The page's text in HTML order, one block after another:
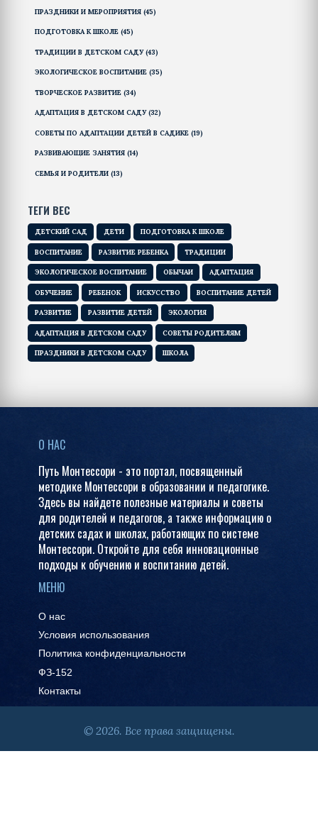
ПРАЗДНИКИ И МЕРОПРИЯТИЯ (45)
ПОДГОТОВКА К ШКОЛЕ (45)
ТРАДИЦИИ В ДЕТСКОМ САДУ(43)
ЭКОЛОГИЧЕСКОЕ ВОСПИТАНИЕ (35)
ТВОРЧЕСКОЕ РАЗВИТИЕ (34)
АДАПТАЦИЯ В ДЕТСКОМ САДУ(32)
СОВЕТЫ ПО АДАПТАЦИИ ДЕТЕЙ В САДИКЕ (19)
РАЗВИВАЮЩИЕ ЗАНЯТИЯ (14)
СЕМЬЯ И РОДИТЕЛИ (13)
ТЕГИ ВЕС
ДЕТСКИЙ САД ДЕТИ ПОДГОТОВКА К ШКОЛЕ
ВОСПИТАНИЕ РАЗВИТИЕ РЕБЕНКА ТРАДИЦИИ
ЭКОЛОГИЧЕСКОЕ ВОСПИТАНИЕ ОБЫЧАИ АДАПТАЦИЯ
ОБУЧЕНИЕ РЕБЕНОК ИСКУССТВО ВОСПИТАНИЕ ДЕТЕЙ
РАЗВИТИЕ РАЗВИТИЕ ДЕТЕЙ ЭКОЛОГИЯ
АДАПТАЦИЯ В ДЕТСКОМ САДУ СОВЕТЫ РОДИТЕЛЯМ
ПРАЗДНИКИ В ДЕТСКОМ САДУ ШКОЛА
О НАС
Путь Монтессори - это портал, посвященный
методике Монтессори в образовании и педагогике.
Здесь вы найдете полезные материалы и советы
для родителей и педагогов, а также информацию о
детских садах и школах, работающих по системе
Монтессори. Откройте для себя инновационные
подходы к обучению и воспитанию детей.
МЕНЮ
О нас
Условия использования
Политика конфиденциальности
ФЗ-152
Контакты
© 2026. Все права защищены.